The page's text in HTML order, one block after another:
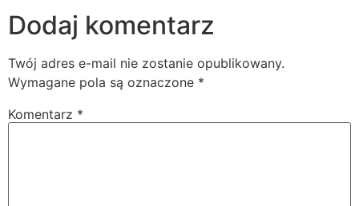
Dodaj komentarz
Twój adres e-mail nie zostanie opublikowany.
Wymagane pola są oznaczone *
Komentarz *